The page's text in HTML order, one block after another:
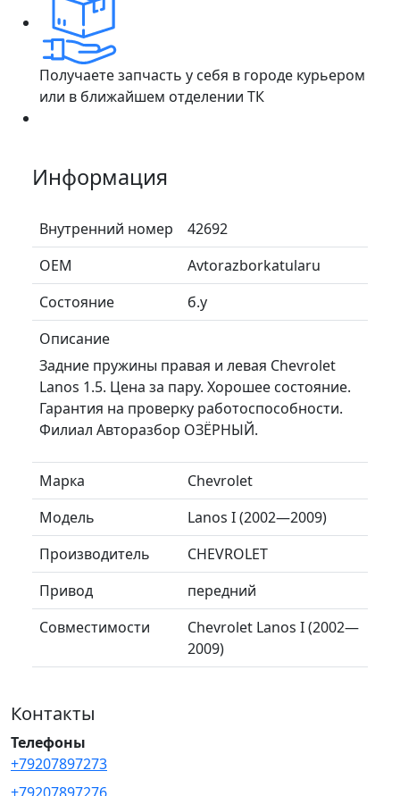
Получаете запчасть у себя в городе курьером
или в ближайшем отделении ТК
Информация
Внутренний номер
42692
ОЕМ
Avtorazborkatularu
Состояние
б.у
Описание
Задние пружины правая и левая Chevrolet
Lanos 1.5. Цена за пару. Хорошее состояние.
Гарантия на проверку работоспособности.
Филиал Авторазбор ОЗЁРНЫЙ.
Марка
Chevrolet
Модель
Lanos I (2002—2009)
Производитель
CHEVROLET
Привод
передний
Совместимости
Chevrolet Lanos I (2002—
2009)
Контакты
Телефоны
+79207897273